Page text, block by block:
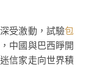
受激動，試驗包
中國與巴西睜開
信家走向世界積